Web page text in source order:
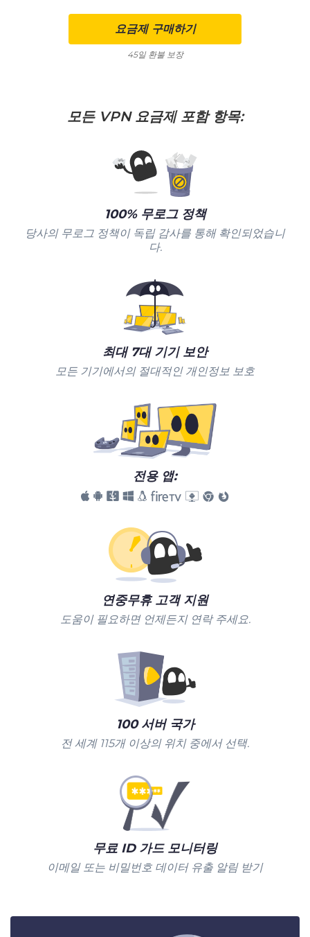
요금제 구매하기
45일 환불 보장
모든 VPN 요금제 포함 항목:
100% 무로그 정책
당사의 무로그 정책이 독립 감사를 통해 확인되었습니
다.
최대 7대 기기 보안
모든 기기에서의 절대적인 개인정보 보호
전용 앱:
연중무휴 고객 지원
도움이 필요하면 언제든지 연락 주세요.
100 서버 국가
전 세계 115개 이상의 위치 중에서 선택.
무료 ID 가드 모니터링
이메일 또는 비밀번호 데이터 유출 알림 받기